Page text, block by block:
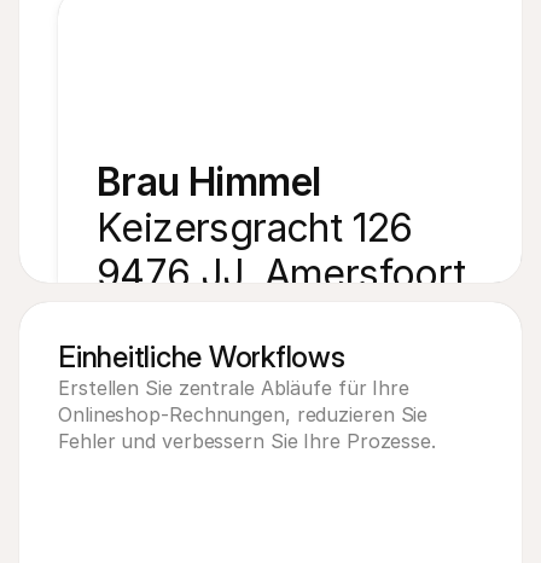
Brau Himmel
Keizersgracht 126
9476 JJ, Amersfoort
Einheitliche Workflows
Erstellen Sie zentrale Abläufe für Ihre
Onlineshop-Rechnungen, reduzieren Sie
Fehler und verbessern Sie Ihre Prozesse.